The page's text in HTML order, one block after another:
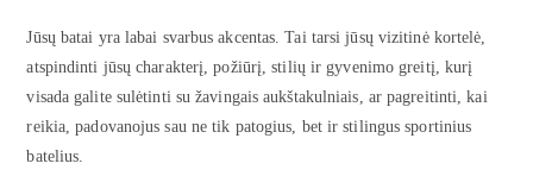
Jūsų batai yra labai svarbus akcentas. Tai tarsi jūsų vizitinė kortelė,
atspindinti jūsų charakterį, požiūrį, stilių ir gyvenimo greitį, kurį
visada galite sulėtinti su žavingais aukštakulniais, ar pagreitinti, kai
reikia, padovanojus sau ne tik patogius, bet ir stilingus sportinius
batelius.